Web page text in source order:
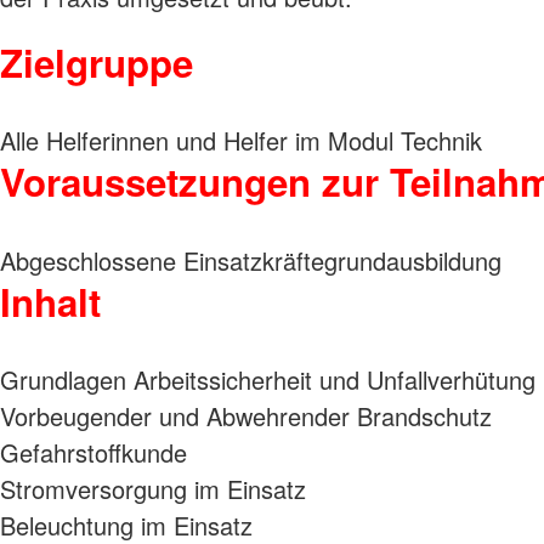
Zielgruppe
Alle Helferinnen und Helfer im Modul Technik
Voraussetzungen zur
Abgeschlossene Einsatzkräftegrundausbildung
Inhalt
Grundlagen Arbeitssicherheit und Unfallverhütung
Vorbeugender und Abwehrender Brandschutz
Gefahrstoffkunde
Stromversorgung im Einsatz
Beleuchtung im Einsatz